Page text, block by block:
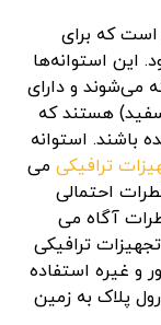
است که برای
این استوانه‌ها
می‌شوند و دارای
سفید) هستند که
باشند. استوانه
ترافیکی می
احتمالی
آگاه می
ترافیکی
و غیره استفاده
پلاک به زمین